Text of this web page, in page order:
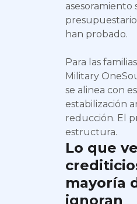
asesoramiento
han probado.
Para las
Military
se alinea con
estabilización
reducción. El
estructura.
Lo que
mayoría
ignoran